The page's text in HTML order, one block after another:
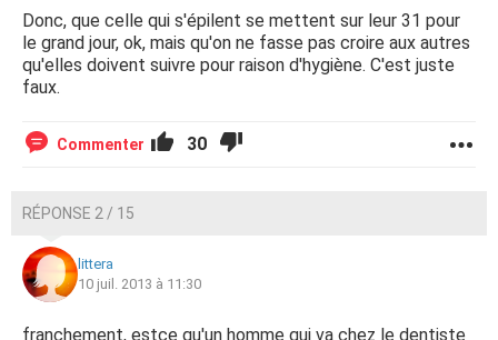
Donc, que celle qui s'épilent se mettent sur leur 31 pour
le grand jour, ok, mais qu'on ne fasse pas croire aux autres
qu'elles doivent suivre pour raison d'hygiène. C'est juste
faux.
Commenter 30
RÉPONSE 2 / 15
littera
10 juil. 2013 à 11:30
franchement, estce qu'un homme qui va chez le dentiste